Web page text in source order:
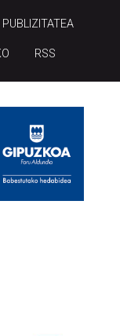
PUBLIZITATEA
RSS